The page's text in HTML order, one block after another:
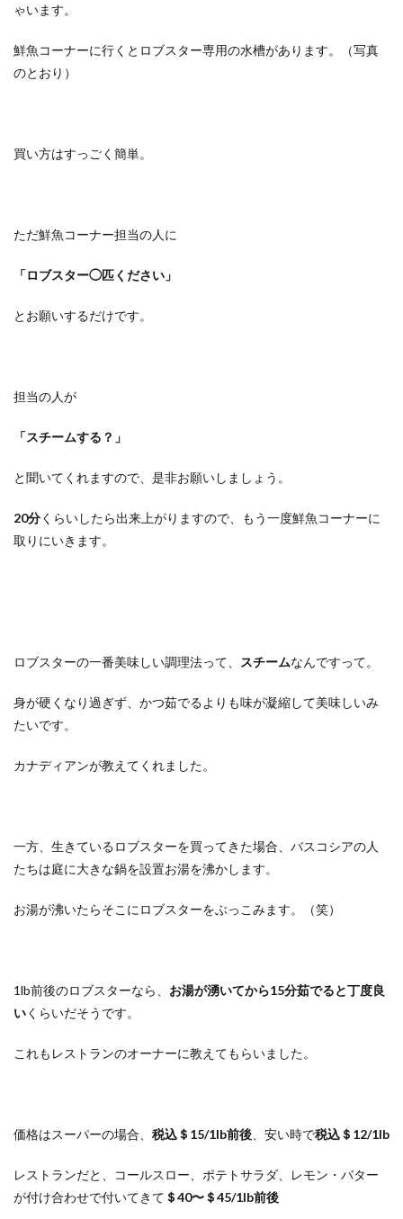
ゃいます。
鮮魚コーナーに行くとロブスター専用の水槽があります。（写真
のとおり）
買い方はすっごく簡単。
ただ鮮魚コーナー担当の人に
「ロブスター◯匹ください」
とお願いするだけです。
担当の人が
「スチームする？」
と聞いてくれますので、是非お願いしましょう。
20分くらいしたら出来上がりますので、もう一度鮮魚コーナーに
取りにいきます。
ロブスターの一番美味しい調理法って、 スチームなんですって。
身が硬くなり過ぎず、かつ茹でるよりも味が凝縮して美味しいみ
たいです。
カナディアンが教えてくれました。
一方、生きているロブスターを買ってきた場合、バスコシアの人
たちは庭に大きな鍋を設置お湯を沸かします。
お湯が沸いたらそこにロブスターをぶっこみます。（笑）
1lb前後のロブスターなら、 お湯が湧いてから15分茹でると丁度良
いくらいだそうです。
これもレストランのオーナーに教えてもらいました。
価格はスーパーの場合、 税込＄15/1lb前後 、安い時で税込＄12/1lb
レストランだと、コールスロー、ポテトサラダ、レモン・バター
が付け合わせで付いてきて ＄40〜＄45/1lb前後